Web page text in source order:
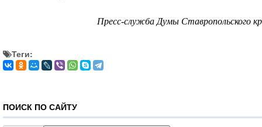
Пресс-служба Думы Ставропольского
Теги:
ПОИСК ПО САЙТУ